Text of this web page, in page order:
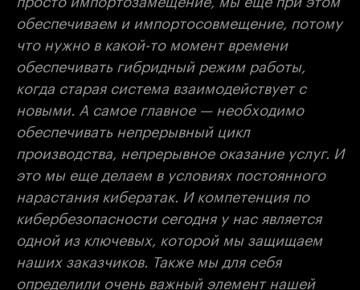
обеспечиваем и импортосовмещение, потому
что нужно в какой-то момент времени
обеспечивать гибридный режим работы,
когда старая система взаимодействует с
новыми. А самое главное — необходимо
обеспечивать непрерывный цикл
производства, непрерывное оказание услуг. И
это мы еще делаем в условиях постоянного
нарастания кибератак. И компетенция по
кибербезопасности сегодня у нас является
одной из ключевых, которой мы защищаем
наших заказчиков. Также мы для себя
определили очень важный элемент нашей